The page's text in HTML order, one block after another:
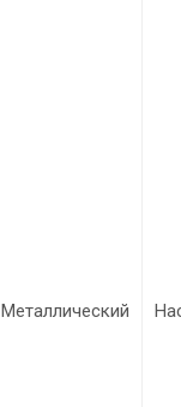
Металлический